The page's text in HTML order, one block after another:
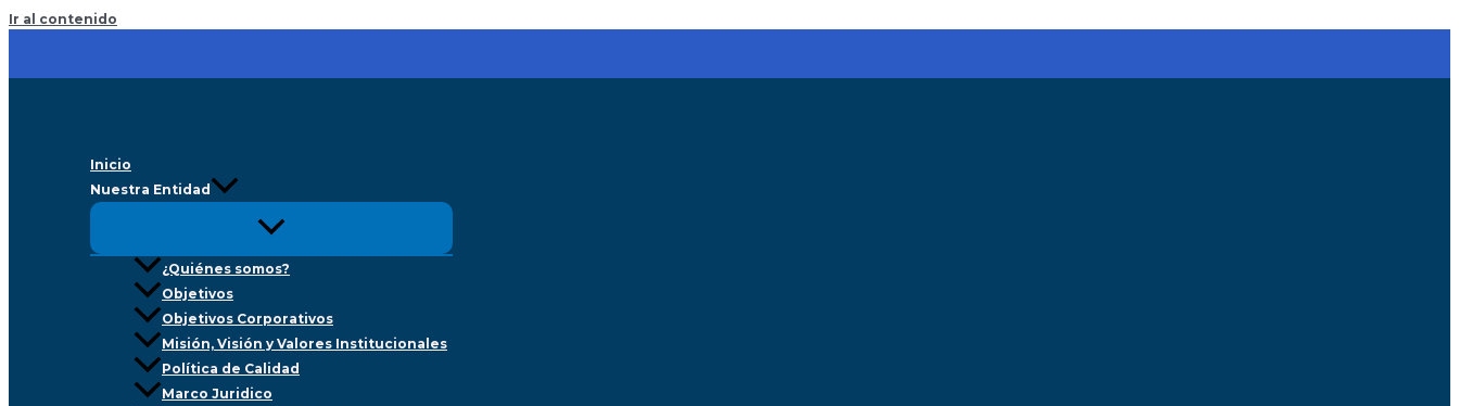
Ir al contenido
Inicio
Nuestra Entidad
¿Quiénes somos?
Objetivos
Objetivos Corporativos
Misión, Visión y Valores Institucionales
Política de Calidad
Marco Juridico